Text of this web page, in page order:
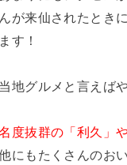
が来仙されたとき
す！
地グルメと言えば
度抜群の「利久」
にもたくさんのお